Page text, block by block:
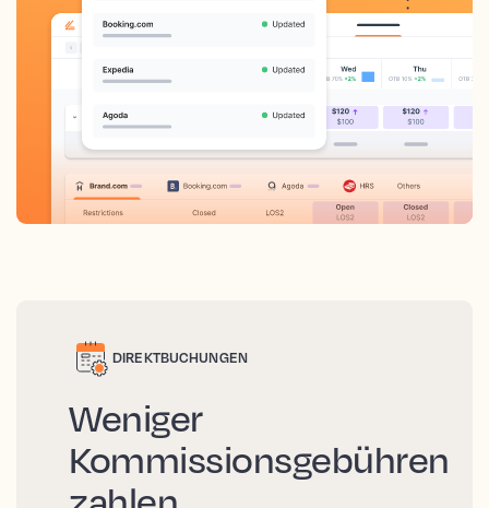
DIREKTBUCHUNGEN
Weniger
Kommissionsgebühren